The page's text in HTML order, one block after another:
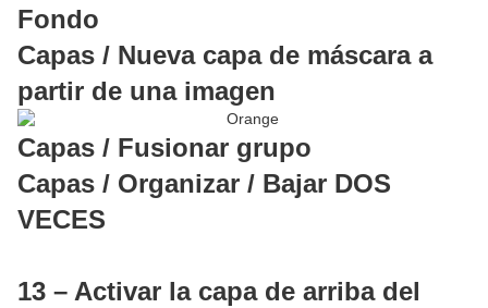
Fondo
Capas / Nueva capa de máscara a
partir de una imagen
Capas / Fusionar grupo
Capas / Organizar / Bajar DOS
VECES
13 – Activar la capa de arriba del